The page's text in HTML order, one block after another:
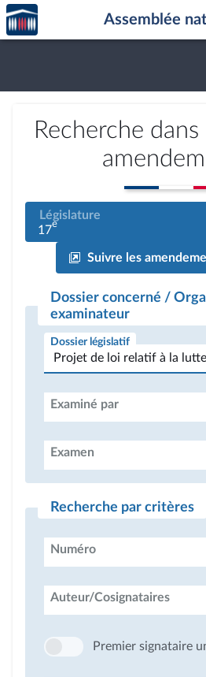
Aller au contenu
Aller en bas de la page
Accèder
à la
page
Assemblée
Recherche dans
Législature
17e
Suivre les
Dossier concerné /
examinateur
Dossier législatif
Examiné par
Examen
Recherche par critères
Numéro
Auteur/Cosignataires
Premier signataire